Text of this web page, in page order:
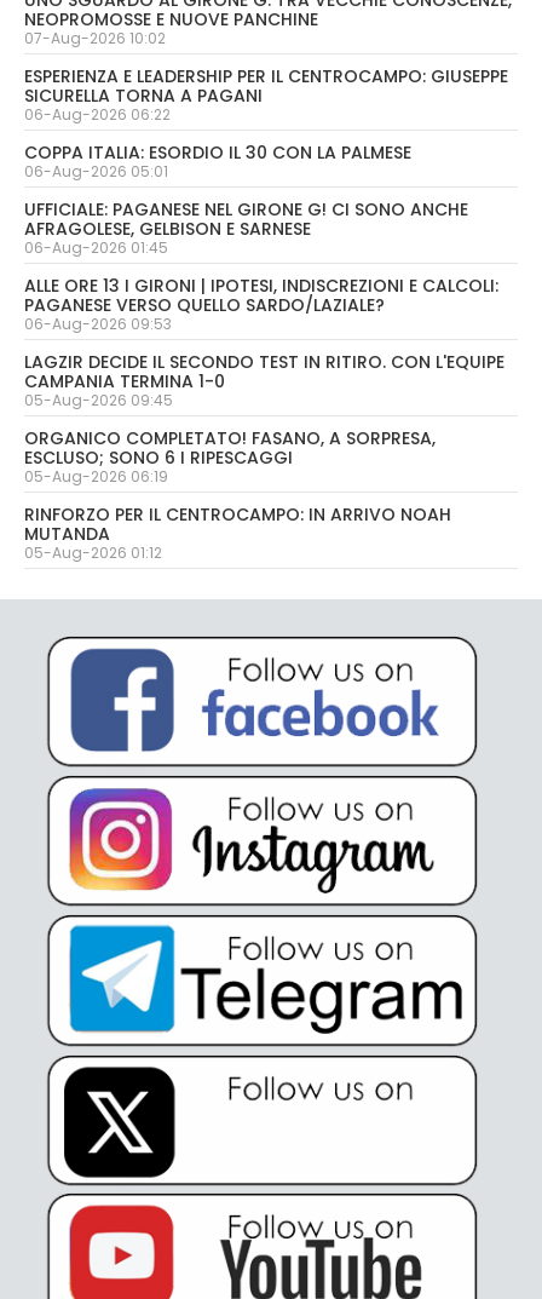
NEOPROMOSSE E NUOVE PANCHINE
07-Aug-2026 10:02
ESPERIENZA E LEADERSHIP PER IL CENTROCAMPO: GIUSEPPE
SICURELLA TORNA A PAGANI
06-Aug-2026 06:22
COPPA ITALIA: ESORDIO IL 30 CON LA PALMESE
06-Aug-2026 05:01
UFFICIALE: PAGANESE NEL GIRONE G! CI SONO ANCHE
AFRAGOLESE, GELBISON E SARNESE
06-Aug-2026 01:45
ALLE ORE 13 I GIRONI | IPOTESI, INDISCREZIONI E CALCOLI:
PAGANESE VERSO QUELLO SARDO/LAZIALE?
06-Aug-2026 09:53
LAGZIR DECIDE IL SECONDO TEST IN RITIRO. CON L'EQUIPE
CAMPANIA TERMINA 1-0
05-Aug-2026 09:45
ORGANICO COMPLETATO! FASANO, A SORPRESA,
ESCLUSO; SONO 6 I RIPESCAGGI
05-Aug-2026 06:19
RINFORZO PER IL CENTROCAMPO: IN ARRIVO NOAH
MUTANDA
05-Aug-2026 01:12